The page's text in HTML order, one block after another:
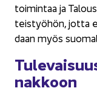
toi­min­taa ja
teis­työ­hön, jotta
daan myös
nak­koon